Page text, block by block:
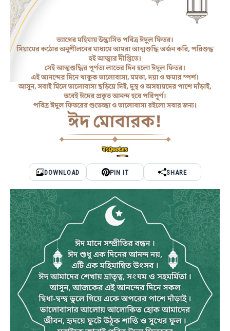
DOWNLOAD PIN IT SHARE